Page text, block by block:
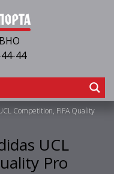
44
Competition, FIFA Quality
UCL
Pro